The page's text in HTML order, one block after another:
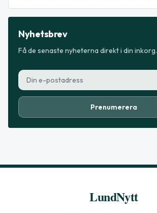
Nyhetsbrev
Få de senaste nyheterna direkt i din inkorg.
Prenumerera
LundNytt